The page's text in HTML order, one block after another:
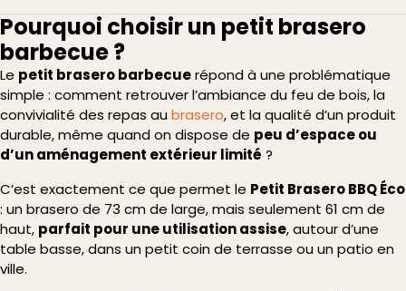
Pourquoi choisir un petit brasero
barbecue ?
Le petit brasero barbecuerépond à une problématique
simple : comment retrouver l’ambiance du feu de bois, la
convivialité des repas aubrasero, et la qualité d’un produit
durable, même quand on dispose de peu d’espace ou
d’un aménagement extérieur limité ?
C’est exactement ce que permet le Petit Brasero BBQ Éco
: un brasero de 73 cm de large, mais seulement 61 cm de
haut, parfait pour une utilisation assise, autour d’une
table basse, dans un petit coin de terrasse ou un patio en
ville.